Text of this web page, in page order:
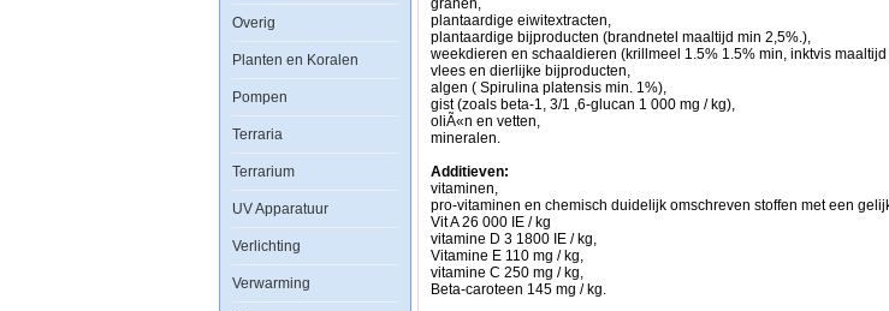
Overig
Planten en Koralen
Pompen
Terraria
Terrarium
UV Apparatuur
Verlichting
Verwarming
waaronder
vele
soorten
Malawi
cichliden.
De
toevoeging
van
vitamine
en
Beta-
glucan
vormen
een
natuurlijke
stimulant
granen,
plantaardige eiwitextracten,
plantaardige bijproducten (brandnetel maaltijd min 2,5%.),
weekdieren en schaaldieren (krillmeel 1.5% 1.5% min, inktvis maaltijd
vlees en dierlijke bijproducten,
algen ( Spirulina platensis min. 1%),
gist (zoals beta-1, 3/1 ,6-glucan 1 000 mg / kg),
oliÃ«n en vetten,
mineralen.
Additieven:
vitaminen,
pro-vitaminen en chemisch duidelijk omschreven stoffen met een
Vit A 26 000 IE / kg
vitamine D 3 1800 IE / kg,
Vitamine E 110 mg / kg,
vitamine C 250 mg / kg,
Beta-caroteen 145 mg / kg.